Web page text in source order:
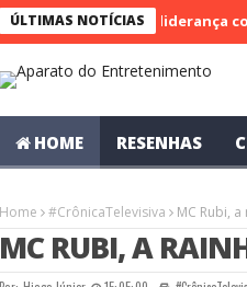
ÚLTIMAS NOTÍCIAS
a vice liderança com
HOME RESENHAS
Home #CrônicaTelevisiva MC Rubi,
MC RUBI, A